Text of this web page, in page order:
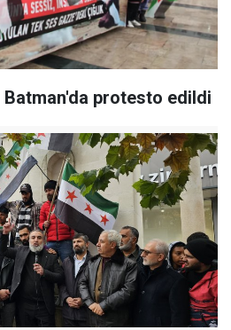
protesto edildi